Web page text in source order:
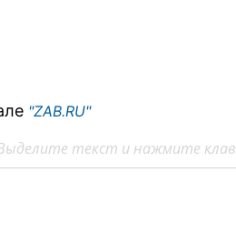
"ZAB.RU"
текст и нажмите